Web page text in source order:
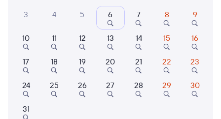
3 4 5 6 7 8 9
10 11 12 13 14 15 16
17 18 19 20 21 22 23
24 25 26 27 28 29 30
31